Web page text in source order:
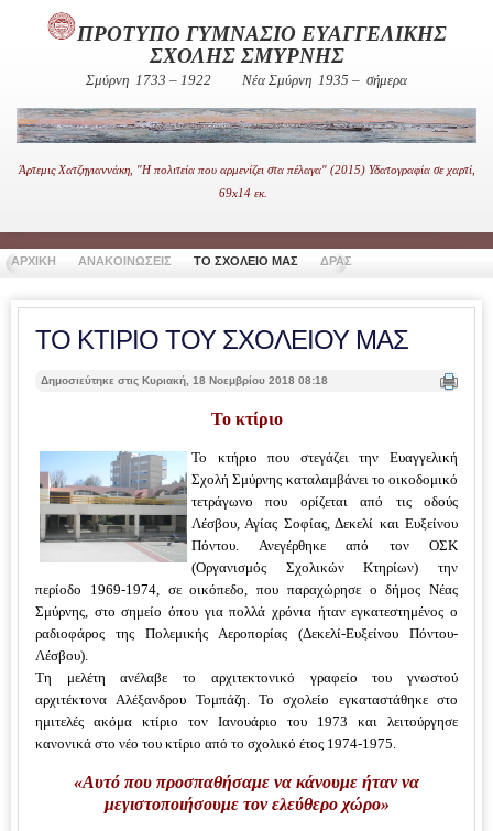
ΠΡΟΤΥΠΟ ΓΥΜΝΑΣΙΟ ΕΥΑΓΓΕΛΙΚΗΣ
ΣΧΟΛΗΣ ΣΜΥΡΝΗΣ
Σμύρνη 1733 – 1922 Νέα Σμύρνη 1935 – σήμερα
Άρτεμις Χατζηγιαννάκη, "Η πολιτεία που αρμενίζει στα πέλαγα" (2015) Υδατογραφία σε χαρτί,
69x14 εκ.
ΑΡΧΙΚΗ ΑΝΑΚΟΙΝΩΣΕΙΣ ΤΟ ΣΧΟΛΕΙΟ ΜΑΣ ΔΡΑΣΤΗΡΙΟΤΗΤΕΣ
ΤΟ ΚΤΙΡΙΟ ΤΟΥ ΣΧΟΛΕΙΟΥ ΜΑΣ
Δημοσιεύτηκε στις Κυριακή, 18 Νοεμβρίου 2018 08:18
Το κτίριο
Το κτήριο που στεγάζει την Ευαγγελική
Σχολή Σμύρνης καταλαμβάνει το οικοδομικό
τετράγωνο που ορίζεται από τις οδούς
Λέσβου, Αγίας Σοφίας, Δεκελί και Ευξείνου
Πόντου. Ανεγέρθηκε από τον ΟΣΚ
(Οργανισμός Σχολικών Κτηρίων) την
περίοδο 1969-1974, σε οικόπεδο, που παραχώρησε ο δήμος Νέας
Σμύρνης, στο σημείο όπου για πολλά χρόνια ήταν εγκατεστημένος ο
ραδιοφάρος της Πολεμικής Αεροπορίας (Δεκελί-Ευξείνου Πόντου-
Λέσβου).
Τη μελέτη ανέλαβε το αρχιτεκτονικό γραφείο του γνωστού
αρχιτέκτονα Αλέξανδρου Τομπάζη. Το σχολείο εγκαταστάθηκε στο
ημιτελές ακόμα κτίριο τον Ιανουάριο του 1973 και λειτούργησε
κανονικά στο νέο του κτίριο από το σχολικό έτος 1974-1975.
«Αυτό που προσπαθήσαμε να κάνουμε ήταν να
μεγιστοποιήσουμε τον ελεύθερο χώρο»